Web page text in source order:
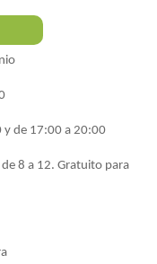
y de 17:00 a 20:00
8 a 12. Gratuito para